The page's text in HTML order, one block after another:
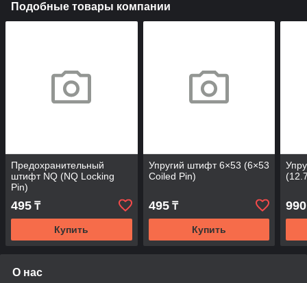
Подобные товары компании
Предохранительный
штифт NQ (NQ Locking
Pin)
495 ₸
Купить
Упругий штифт 6×53 (6×53
Coiled Pin)
495₸
Купить
990
О нас